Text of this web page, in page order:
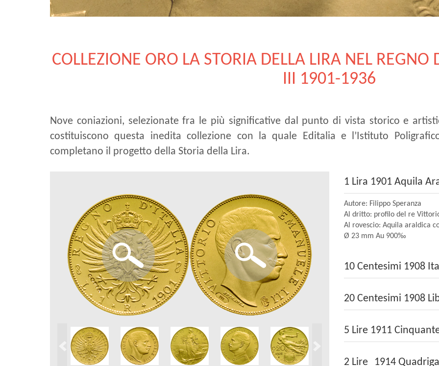
COLLEZIONE ORO LA STORIA DELLA LIRA NEL
III 1901-1936
Nove coniazioni, selezionate fra le più significative dal punto di vista storico e
costituiscono questa inedita collezione con la quale Editalia e l’Istituto
completano il progetto della Storia della Lira.
1 Lira 1901 Aquila
Autore: Filippo Speranza
Al dritto: profilo del re
Al rovescio: Aquila araldica
Ø 23 mm Au 900‰
10 Centesimi 1908
20 Centesimi 1908
5 Lire 1911
2 Lire 1914